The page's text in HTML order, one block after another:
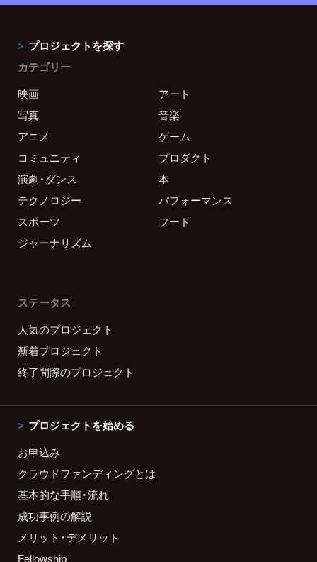
プロジェクトを探す
カテゴリー
映画
アート
写真
音楽
アニメ
ゲーム
コミュニティ
プロダクト
演劇・ダンス
本
テクノロジー
パフォーマンス
スポーツ
フード
ジャーナリズム
ステータス
人気のプロジェクト
新着プロジェクト
終了間際のプロジェクト
プロジェクトを始める
お申込み
クラウドファンディングとは
基本的な手順・流れ
成功事例の解説
メリット・デメリット
Fellowship